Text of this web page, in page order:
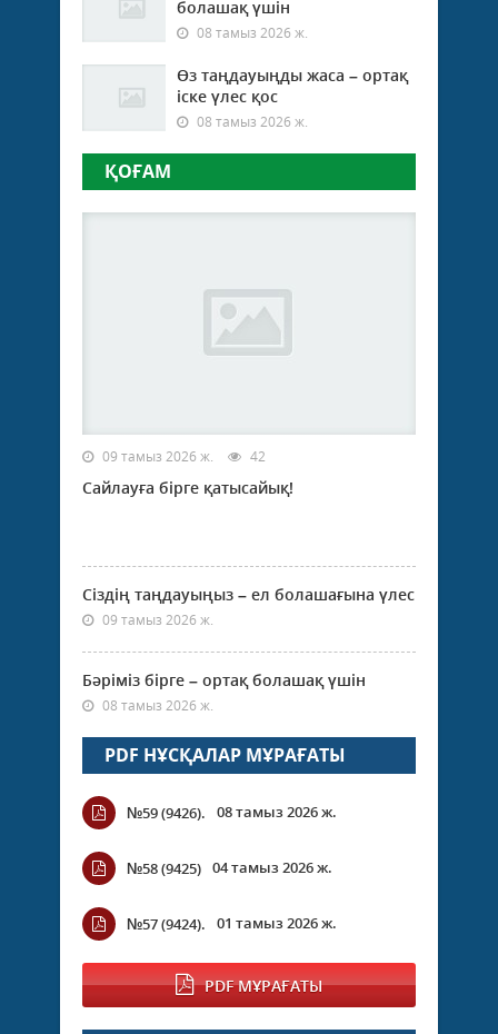
болашақ үшін
08 тамыз 2026 ж.
Өз таңдауыңды жаса – ортақ
іске үлес қос
08 тамыз 2026 ж.
ҚОҒАМ
09 тамыз 2026 ж. 42
Сайлауға бірге қатысайық!
Сіздің таңдауыңыз – ел болашағына үлес
09 тамыз 2026 ж.
Бәріміз бірге – ортақ болашақ үшін
08 тамыз 2026 ж.
PDF НҰСҚАЛАР МҰРАҒАТЫ
№59 (9426). 08 тамыз 2026 ж.
№58 (9425) 04 тамыз 2026 ж.
№57 (9424). 01 тамыз 2026 ж.
PDF МҰРАҒАТЫ